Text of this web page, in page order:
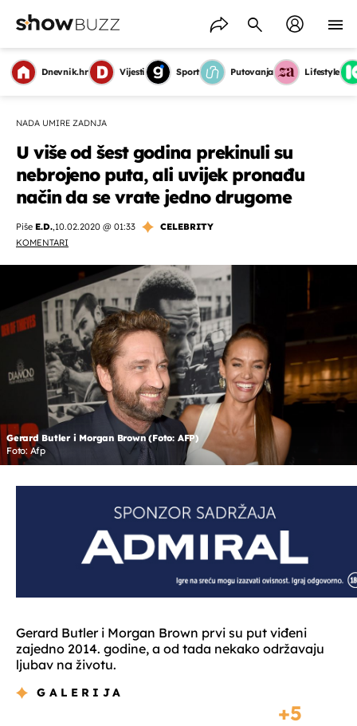
Dnevnik.hr Vijesti Sport Putovanja Lifestyle
NADA UMIRE ZADNJA
U više od šest godina prekinuli su
nebrojeno puta, ali uvijek pronađu
način da se vrate jedno drugome
Piše E.D.,10.02.2020 @ 01:33
CELEBRITY
KOMENTARI
Gerard Butler i Morgan Brown (Foto: AFP)
Foto: Afp
Gerard Butler i Morgan Brown prvi su put viđeni
zajedno 2014. godine, a od tada nekako održavaju
ljubav na životu.
GALERIJA
5
OMOGUĆI OBAVIJESTI